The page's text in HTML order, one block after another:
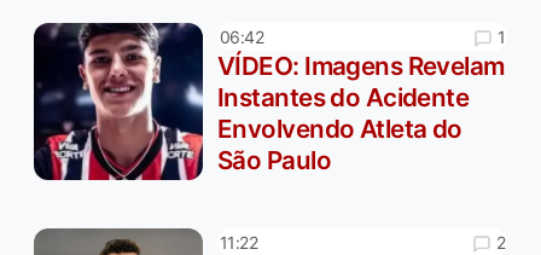
06:42 1
VÍDEO: Imagens Revelam
Instantes do Acidente
Envolvendo Atleta do
São Paulo
11:22 2